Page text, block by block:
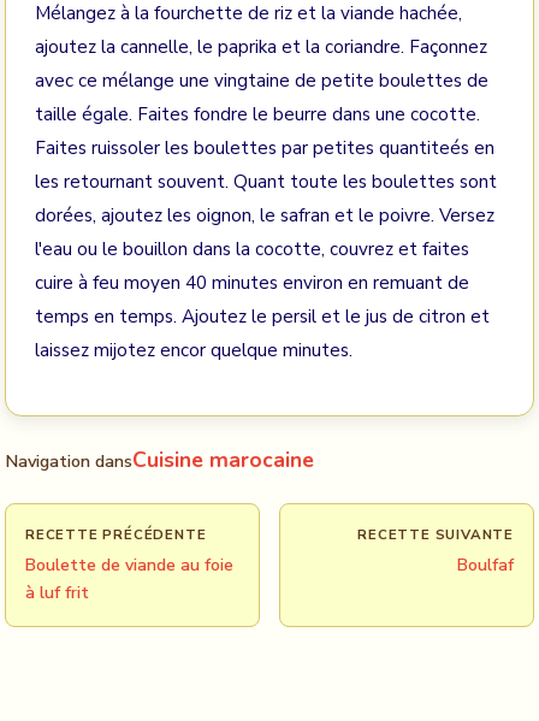
Mélangez à la fourchette de riz et la viande hachée,
ajoutez la cannelle, le paprika et la coriandre. Façonnez
avec ce mélange une vingtaine de petite boulettes de
taille égale. Faites fondre le beurre dans une cocotte.
Faites ruissoler les boulettes par petites quantiteés en
les retournant souvent. Quant toute les boulettes sont
dorées, ajoutez les oignon, le safran et le poivre. Versez
l'eau ou le bouillon dans la cocotte, couvrez et faites
cuire à feu moyen 40 minutes environ en remuant de
temps en temps. Ajoutez le persil et le jus de citron et
laissez mijotez encor quelque minutes.
Navigation dansCuisine marocaine
RECETTE PRÉCÉDENTE
Boulette de viande au foie
à luf frit
RECETTE SUIVANTE
Boulfaf